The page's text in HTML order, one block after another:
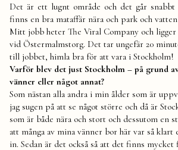
Det är ett lugnt område och det går
finns en bra mataffär nära och park och
Mitt jobb heter The Viral Company och ligger
vid Östermalmstorg. Det tar ungefär 20
till jobbet, himla bra för att vara i Stockholm!
Varför blev det just Stockholm – på grund
vänner eller något annat?
Som nästan alla andra i min ålder som är
jag sugen på att se något större och då är
som är både nära och stort och dessutom en
att många av mina vänner bor här var så klart
in. Sedan är det också så att det finns